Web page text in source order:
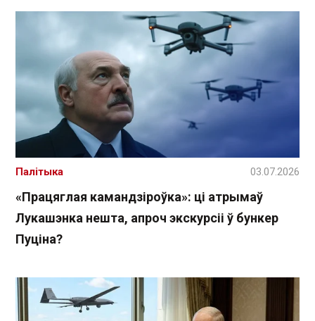
«Працяглая камандзіроўка»: ці атрымаў
Лукашэнка нешта, апроч экскурсіі ў бункер
Пуціна?
Палітыка 03.07.2026